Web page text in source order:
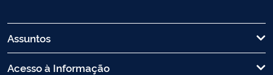
Assuntos
Acesso à Informação